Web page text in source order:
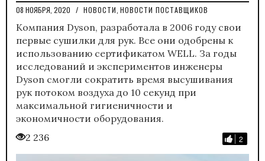
08 НОЯБРЯ, 2020 / НОВОСТИ НОВОСТИ ПОСТАВЩИКОВ
Компания Dyson, разработала в 2006 году свои
первые сушилки для рук. Все они одобрены к
использованию сертификатом WELL. За годы
исследований и экспериментов инженеры
Dyson смогли сократить время высушивания
рук потоком воздуха до 10 секунд при
максимальной гигиеничности и
экономичности оборудования.
2
2 236